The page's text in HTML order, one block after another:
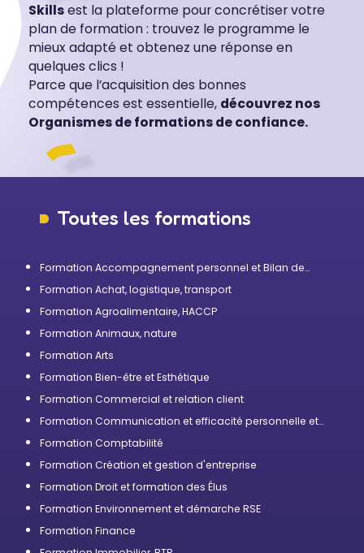
Skillsest la plateforme pour concrétiser votre
plan de formation : trouvez le programme le
mieux adapté et obtenez une réponse en
quelques clics !
Parce que l’acquisition des bonnes
compétences est essentielle, découvrez nos
Organismes de formations de confiance.
Toutes les formations
Formation Accompagnement personnel et Bilan de
Formation Achat, logistique, transport
Formation Agroalimentaire, HACCP
Formation Animaux, nature
Formation Arts
Formation Bien-être et Esthétique
Formation Commercial et relation client
Formation Communication et efficacité personnelle et
Formation Comptabilité
Formation Création et gestion d'entreprise
Formation Droit et formation des Élus
Formation Environnement et démarche RSE
Formation Finance